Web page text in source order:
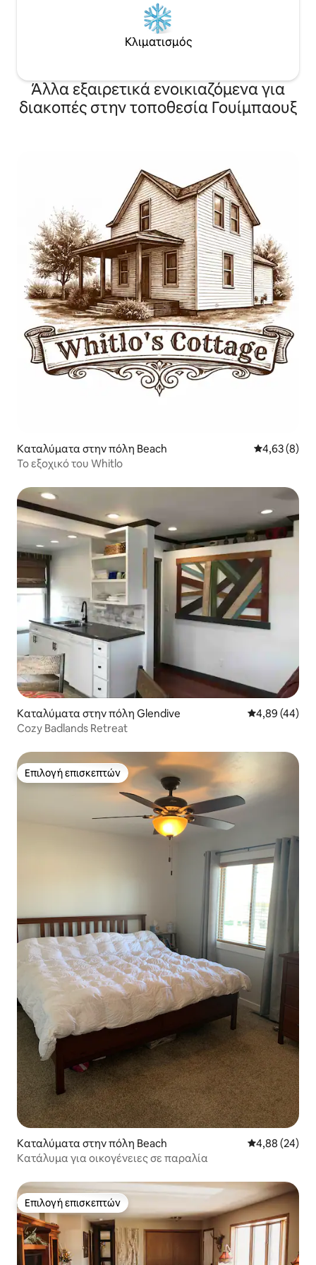
Κλιματισμός
Άλλα εξαιρετικά ενοικιαζόμενα για
διακοπές στην τοποθεσία Γουίμπαουξ
Καταλύματα στην πόλη Beach Μέση
4,63 (8)
Το εξοχικό του Whitlo
Καταλύματα στην πόλη Glendive Μέση
4,89 (44)
Cozy Badlands Retreat
Επιλογή επισκεπτών
Επιλογή επισκεπτών
Καταλύματα στην πόλη Beach Μέση
4,88 (24)
Κατάλυμα για οικογένειες σε παραλία
Επιλογή επισκεπτών
Επιλογή επισκεπτών